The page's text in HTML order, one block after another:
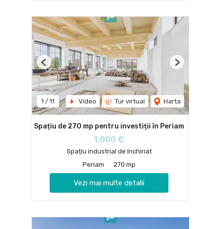
1 / 11 Video Tur virtual Harta
Previous Next
Spațiu de 270 mp pentru investiții în Periam
1,000 €
Spațiu industrial de închiriat
Periam
270 mp
Vezi mai multe detalii